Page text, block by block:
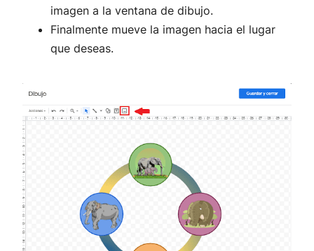
imagen a la ventana de dibujo.
Finalmente mueve la imagen hacia el lugar
que deseas.